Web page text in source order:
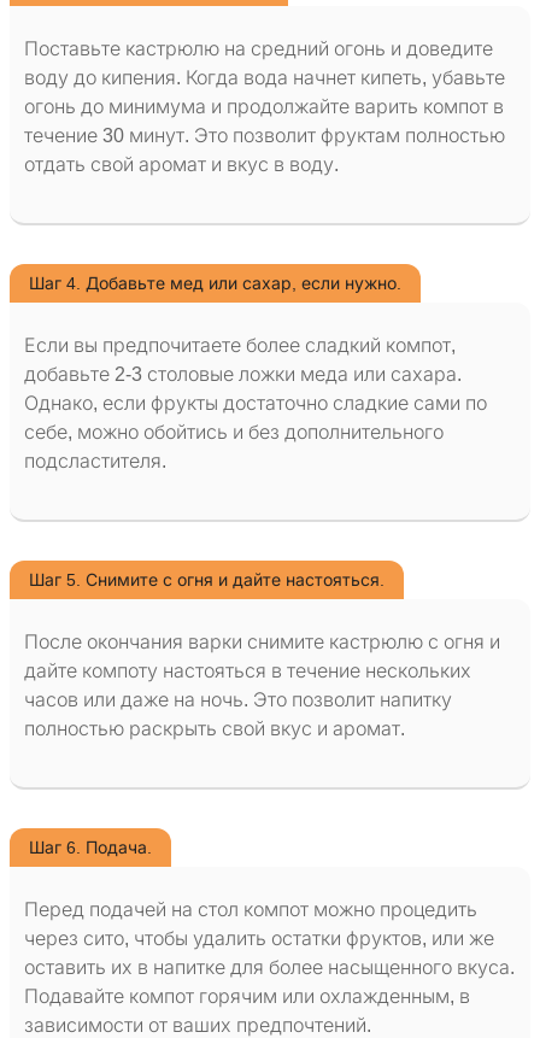
Поставьте кастрюлю на средний огонь и доведите
воду до кипения. Когда вода начнет кипеть, убавьте
огонь до минимума и продолжайте варить компот в
течение 30 минут. Это позволит фруктам полностью
отдать свой аромат и вкус в воду.
Шаг 4. Добавьте мед или сахар, если нужно.
Если вы предпочитаете более сладкий компот,
добавьте 2-3 столовые ложки меда или сахара.
Однако, если фрукты достаточно сладкие сами по
себе, можно обойтись и без дополнительного
подсластителя.
Шаг 5. Снимите с огня и дайте настояться.
После окончания варки снимите кастрюлю с огня и
дайте компоту настояться в течение нескольких
часов или даже на ночь. Это позволит напитку
полностью раскрыть свой вкус и аромат.
Шаг 6. Подача.
Перед подачей на стол компот можно процедить
через сито, чтобы удалить остатки фруктов, или же
оставить их в напитке для более насыщенного вкуса.
Подавайте компот горячим или охлажденным, в
зависимости от ваших предпочтений.